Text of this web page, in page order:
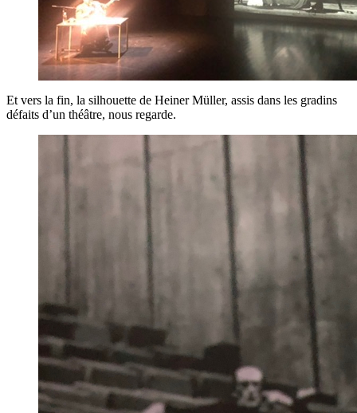
Et vers la fin, la silhouette de Heiner Müller, assis dans les gradins
défaits d’un théâtre, nous regarde.